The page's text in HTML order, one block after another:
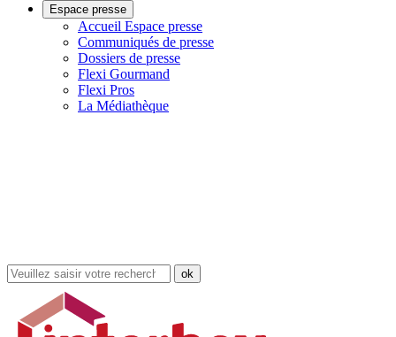
Espace presse
Accueil Espace presse
Communiqués de presse
Dossiers de presse
Flexi Gourmand
Flexi Pros
La Médiathèque
Rechercher
dans
site